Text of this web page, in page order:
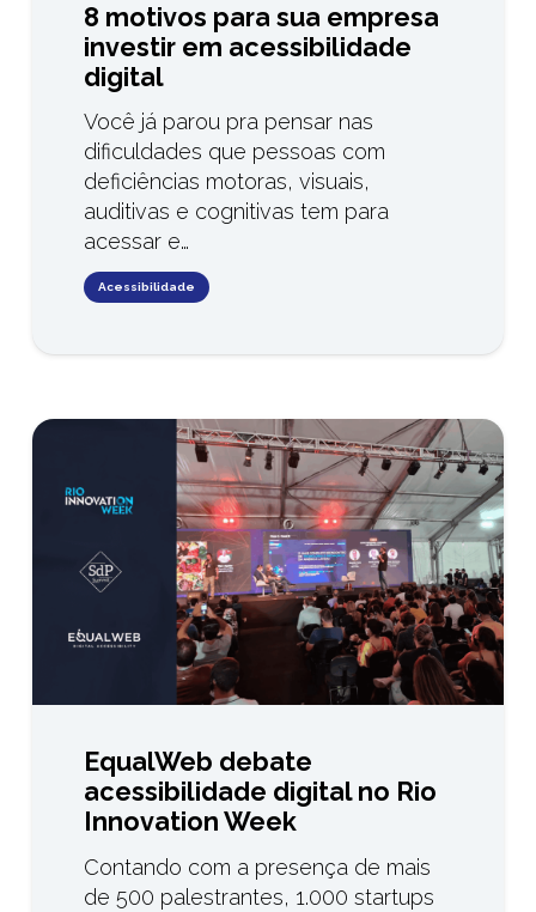
8 motivos para sua empresa
investir em acessibilidade
digital
Você já parou pra pensar nas
dificuldades que pessoas com
deficiências motoras, visuais,
auditivas e cognitivas tem para
acessar e…
Acessibilidade
EqualWeb debate
acessibilidade digital no Rio
Innovation Week
Contando com a presença de mais
de 500 palestrantes, 1.000 startups